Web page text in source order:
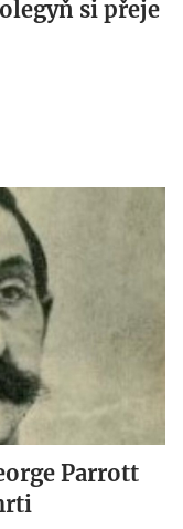
si přeje
Parrott